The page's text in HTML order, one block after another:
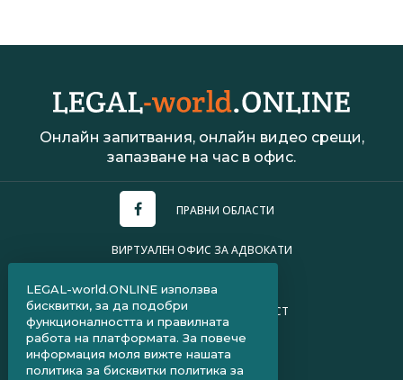
Онлайн запитвания, онлайн видео срещи,
запазване на час в офис.
ПРАВНИ ОБЛАСТИ
ВИРТУАЛЕН ОФИС ЗА АДВОКАТИ
ПОЛИТИКА ЗА ПОВЕРИТЕЛНОСТ
ЧЗВ ЗА КЛИЕНТИ
ЧЗВ ЗА АДВОКАТИ
LEGAL-world.ONLINE използва
бисквитки, за да подобри
функционалността и правилната
работа на платформата. За повече
информация моля вижте нашата
политика за бисквитки политика за